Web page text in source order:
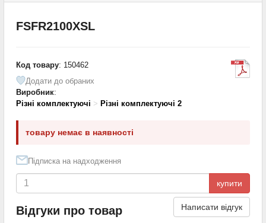
FSFR2100XSL
Код товару: 150462
Додати до обраних
Виробник:
Різні комплектуючі > Різні комплектуючі 2
товару немає в наявності
Підписка на надходження
купити
Відгуки про товар Написати відгук